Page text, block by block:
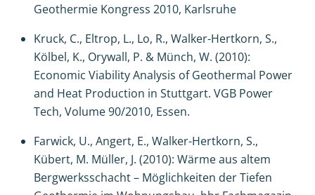
Geothermie Kongress 2010, Karlsruhe
Kruck, C., Eltrop, L., Lo, R., Walker-Hertkorn, S.,
Kölbel, K., Orywall, P. & Münch, W. (2010):
Economic Viability Analysis of Geothermal Power
and Heat Production in Stuttgart. VGB Power
Tech, Volume 90/2010, Essen.
Farwick, U., Angert, E., Walker-Hertkorn, S.,
Kübert, M. Müller, J. (2010): Wärme aus altem
Bergwerksschacht – Möglichkeiten der Tiefen